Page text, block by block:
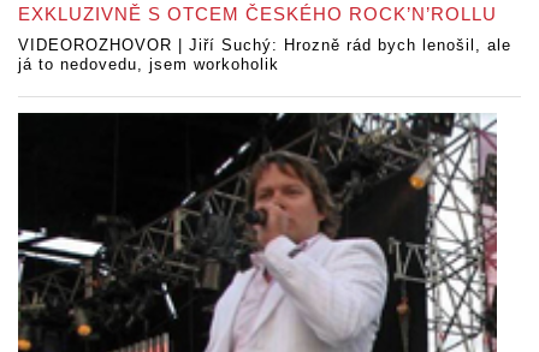
EXKLUZIVNĚ S OTCEM ČESKÉHO ROCK’N’ROLLU
VIDEOROZHOVOR | Jiří Suchý: Hrozně rád bych lenošil, ale
já to nedovedu, jsem workoholik